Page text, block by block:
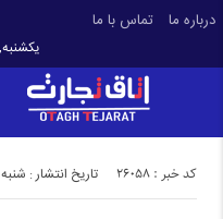
درباره ما تماس با ما
یکشنبه, ۱۸ مرداد , ۱۴۰۵
تاریخ انتشار : شنبه 11 اکتبر 2025 - 16:11 کد خبر : 26058